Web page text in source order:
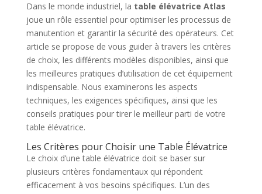
Dans le monde industriel, la table élévatrice Atlas
joue un rôle essentiel pour optimiser les processus de
manutention et garantir la sécurité des opérateurs. Cet
article se propose de vous guider à travers les critères
de choix, les différents modèles disponibles, ainsi que
les meilleures pratiques d’utilisation de cet équipement
indispensable. Nous examinerons les aspects
techniques, les exigences spécifiques, ainsi que les
conseils pratiques pour tirer le meilleur parti de votre
table élévatrice.
Les Critères pour Choisir une Table Élévatrice
Le choix d’une table élévatrice doit se baser sur
plusieurs critères fondamentaux qui répondent
efficacement à vos besoins spécifiques. L’un des